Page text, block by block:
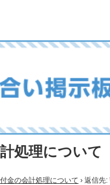
処理について
金の会計処理について › 返信先: